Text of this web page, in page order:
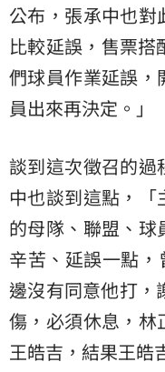
公布，張承中也
比較延誤，售票
們球員作業延誤，
員出來再決定。」
談到這次徵召的過
中也談到這點，
的母隊、聯盟、
辛苦、延誤一點
邊沒有同意他打，
傷，必須休息，林
王皓吉，結果王皓